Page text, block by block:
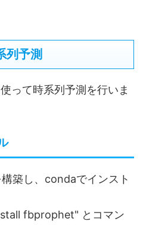
列予測
って時系列予測を行いま
築し、condaでインスト
fbprophet" とコマン